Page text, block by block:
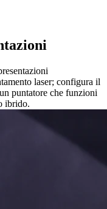
laser; configura il
puntatore che funzioni
ibrido.